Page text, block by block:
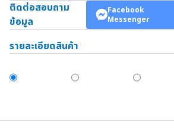
ติดต่อสอบถาม
ข้อมูล
Facebook
Messenger
รายละเอียดสินค้า